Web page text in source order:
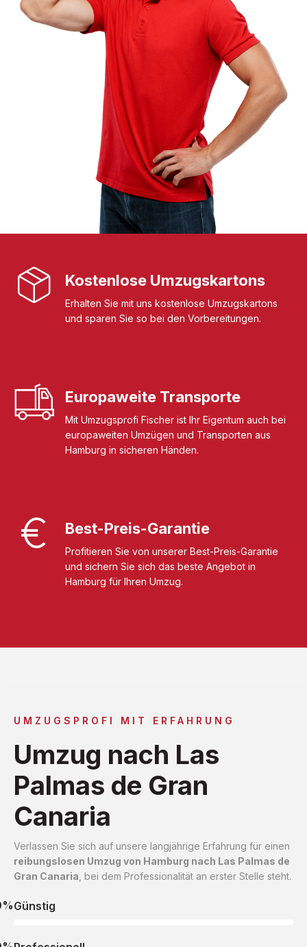
Kostenlose Umzugskartons
Erhalten Sie mit uns kostenlose Umzugskartons
und sparen Sie so bei den Vorbereitungen.
Europaweite Transporte
Mit Umzugsprofi Fischer ist Ihr Eigentum auch bei
europaweiten Umzügen und Transporten aus
Hamburg in sicheren Händen.
Best-Preis-Garantie
Profitieren Sie von unserer Best-Preis-Garantie
und sichern Sie sich das beste Angebot in
Hamburg für Ihren Umzug.
UMZUGSPROFI MIT ERFAHRUNG
Umzug nach Las
Palmas de Gran
Canaria
Verlassen Sie sich auf unsere langjährige Erfahrung für einen
reibungslosen Umzug von Hamburg nach Las Palmas de
Gran Canaria , bei dem Professionalität an erster Stelle steht.
Günstig